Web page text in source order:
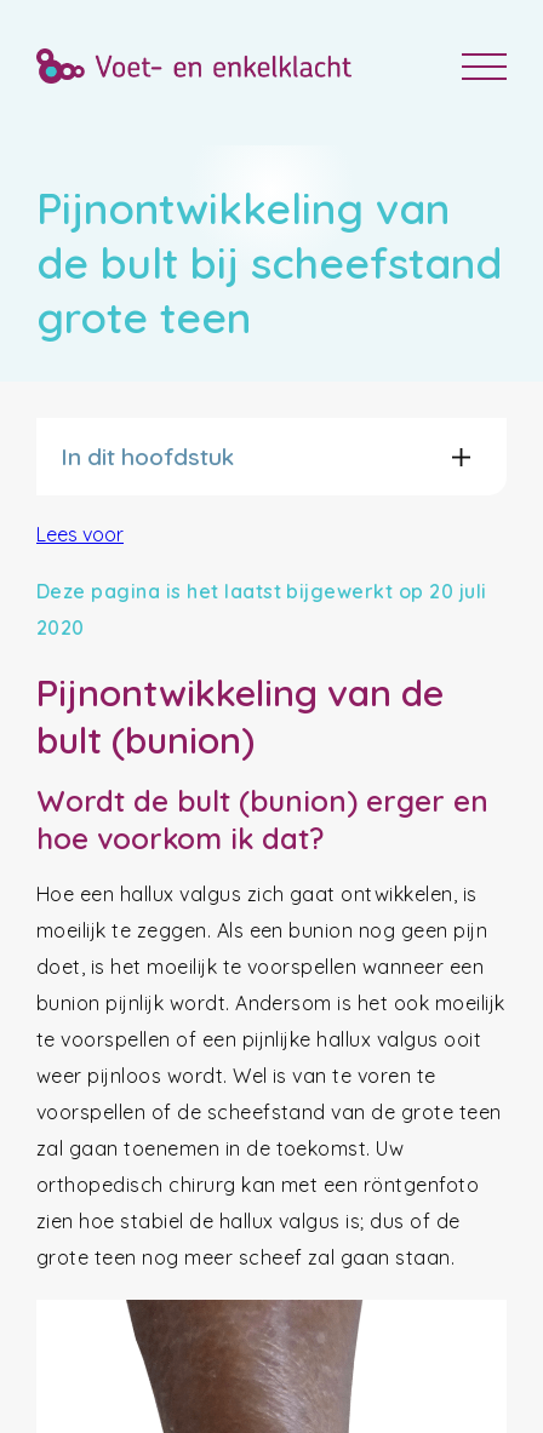
Pijnontwikkeling van
de bult bij scheefstand
grote teen
In dit hoofdstuk
Lees voor
Deze pagina is het laatst bijgewerkt op 20 juli
2020
Pijnontwikkeling van de
bult (bunion)
Wordt de bult (bunion) erger en
hoe voorkom ik dat?
Hoe een hallux valgus zich gaat ontwikkelen, is
moeilijk te zeggen. Als een bunion nog geen pijn
doet, is het moeilijk te voorspellen wanneer een
bunion pijnlijk wordt. Andersom is het ook moeilijk
te voorspellen of een pijnlijke hallux valgus ooit
weer pijnloos wordt. Wel is van te voren te
voorspellen of de scheefstand van de grote teen
zal gaan toenemen in de toekomst. Uw
orthopedisch chirurg kan met een röntgenfoto
zien hoe stabiel de hallux valgus is; dus of de
grote teen nog meer scheef zal gaan staan.